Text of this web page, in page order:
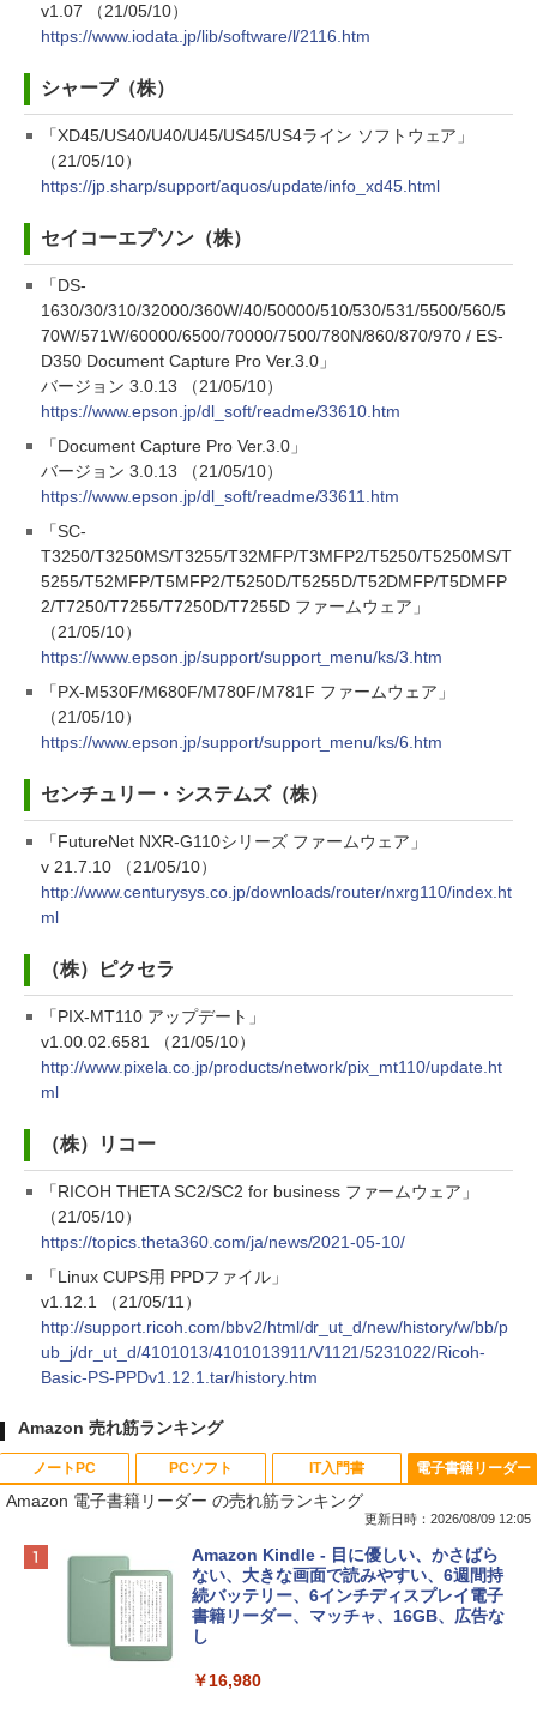
v1.07 （21/05/10）
https://www.iodata.jp/lib/software/l/2116.htm
シャープ（株）
「XD45/US40/U40/U45/US45/US4ライン ソフトウェア」
（21/05/10）
https://jp.sharp/support/aquos/update/info_xd45.html
セイコーエプソン（株）
「DS-
1630/30/310/32000/360W/40/50000/510/530/531/5500/560/5
70W/571W/60000/6500/70000/7500/780N/860/870/970 / ES-
D350 Document Capture Pro Ver.3.0」
バージョン 3.0.13 （21/05/10）
https://www.epson.jp/dl_soft/readme/33610.htm
「Document Capture Pro Ver.3.0」
バージョン 3.0.13 （21/05/10）
https://www.epson.jp/dl_soft/readme/33611.htm
「SC-
T3250/T3250MS/T3255/T32MFP/T3MFP2/T5250/T5250MS/T
5255/T52MFP/T5MFP2/T5250D/T5255D/T52DMFP/T5DMFP
2/T7250/T7255/T7250D/T7255D ファームウェア」
（21/05/10）
https://www.epson.jp/support/support_menu/ks/3.htm
「PX-M530F/M680F/M780F/M781F ファームウェア」
（21/05/10）
https://www.epson.jp/support/support_menu/ks/6.htm
センチュリー・システムズ（株）
「FutureNet NXR-G110シリーズ ファームウェア」
v 21.7.10 （21/05/10）
http://www.centurysys.co.jp/downloads/router/nxrg110/index.ht
ml
（株）ピクセラ
「PIX-MT110 アップデート」
v1.00.02.6581 （21/05/10）
http://www.pixela.co.jp/products/network/pix_mt110/update.ht
ml
（株）リコー
「RICOH THETA SC2/SC2 for business ファームウェア」
（21/05/10）
https://topics.theta360.com/ja/news/2021-05-10/
「Linux CUPS用 PPDファイル」
v1.12.1 （21/05/11）
http://support.ricoh.com/bbv2/html/dr_ut_d/new/history/w/bb/p
ub_j/dr_ut_d/4101013/4101013911/V1121/5231022/Ricoh-
Basic-PS-PPDv1.12.1.tar/history.htm
Amazon 売れ筋ランキング
ノートPC
Apple 2026 MacBook Neo A18 Proチッ
プ搭載13インチノートブック：AIとAppl
e Intelligenceのために設計、Liquid Ret
inaディスプレイ、8GBユニファイドメモ
リ、256GB SSDストレージ、1080p Fac
PCソフト
Robloxギフトカード - 800 Robux 【限
定バーチャルアイテムを含む】 【オンラ
インゲームコード】 ロブロックス | オン
ラインコード版
IT入門書
生成AIパスポート公式テキスト 第４版
￥1,766
電子書籍リーダー
Amazon 電子書籍リーダー の売れ筋ランキング
更新日時：2026/08/09 12:05
Amazon Kindle - 目に優しい、かさばら
ない、大きな画面で読みやすい、6週間持
続バッテリー、6インチディスプレイ電子
書籍リーダー、マッチャ、16GB、広告な
し
￥16,980